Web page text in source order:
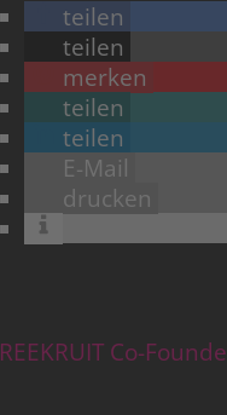
teilen
teilen
merken
teilen
teilen
E-Mail
drucken
REEKRUIT Co-